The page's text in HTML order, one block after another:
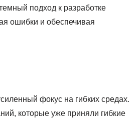
подход к разработке
ошибки и обеспечивая
фокус на гибких средах.
которые уже приняли гибкие